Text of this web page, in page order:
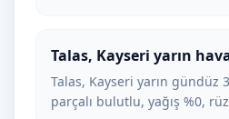
Talas, Kayseri yarın
Talas, Kayseri yarın gündüz
parçalı bulutlu, yağış %0,